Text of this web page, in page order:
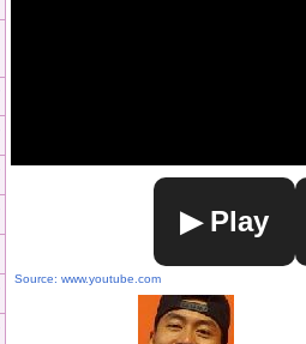
▶ Play
Source: www.youtube.com